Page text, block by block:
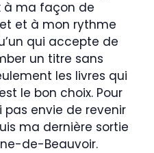
à ma façon de
et à mon rythme
qui accepte de
un titre sans
les livres qui
le bon choix. Pour
pas envie de revenir
ma dernière sortie
de-Beauvoir.